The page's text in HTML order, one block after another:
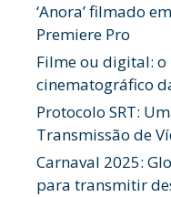
‘Anora’ filmado
Premiere Pro
Filme ou digital:
cinematográfico
Protocolo SRT:
Transmissão de
Carnaval 2025:
para transmitir